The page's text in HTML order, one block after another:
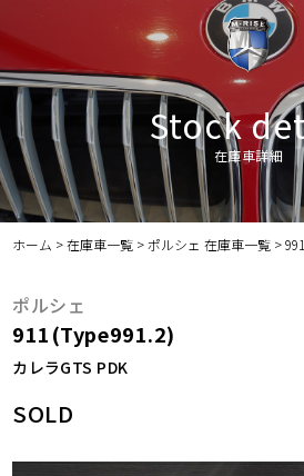
Stock
在庫車詳細
ホーム >在庫車一覧 >ポルシェ 在庫車一覧 >
ポルシェ
911(Type991.2)
カレラGTS PDK
SOLD